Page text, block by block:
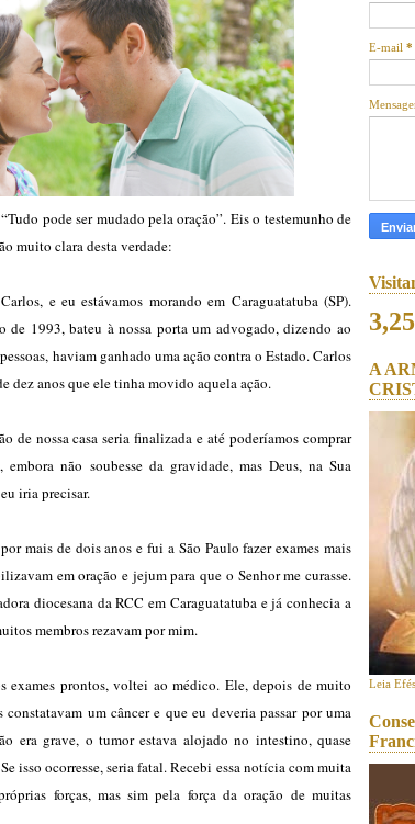
pode ser mudado pela oração”. Eis o testemunho de
muito clara desta verdade:
e eu estávamos morando em Caraguatatuba (SP).
de 1993, bateu à nossa porta um advogado, dizendo ao
haviam ganhado uma ação contra o Estado. Carlos
dez anos que ele tinha movido aquela ação.
de nossa casa seria finalizada e até poderíamos comprar
não soubesse da gravidade, mas Deus, na Sua
iria precisar.
mais de dois anos e fui a São Paulo fazer exames mais
em oração e jejum para que o Senhor me curasse.
diocesana da RCC em Caraguatatuba e já conhecia a
membros rezavam por mim.
exames prontos, voltei ao médico. Ele, depois de muito
constatavam um câncer e que eu deveria passar por uma
era grave, o tumor estava alojado no intestino, quase
isso ocorresse, seria fatal. Recebi essa notícia com muita
forças, mas sim pela força da oração de muitas
E-mail *
A
Leia